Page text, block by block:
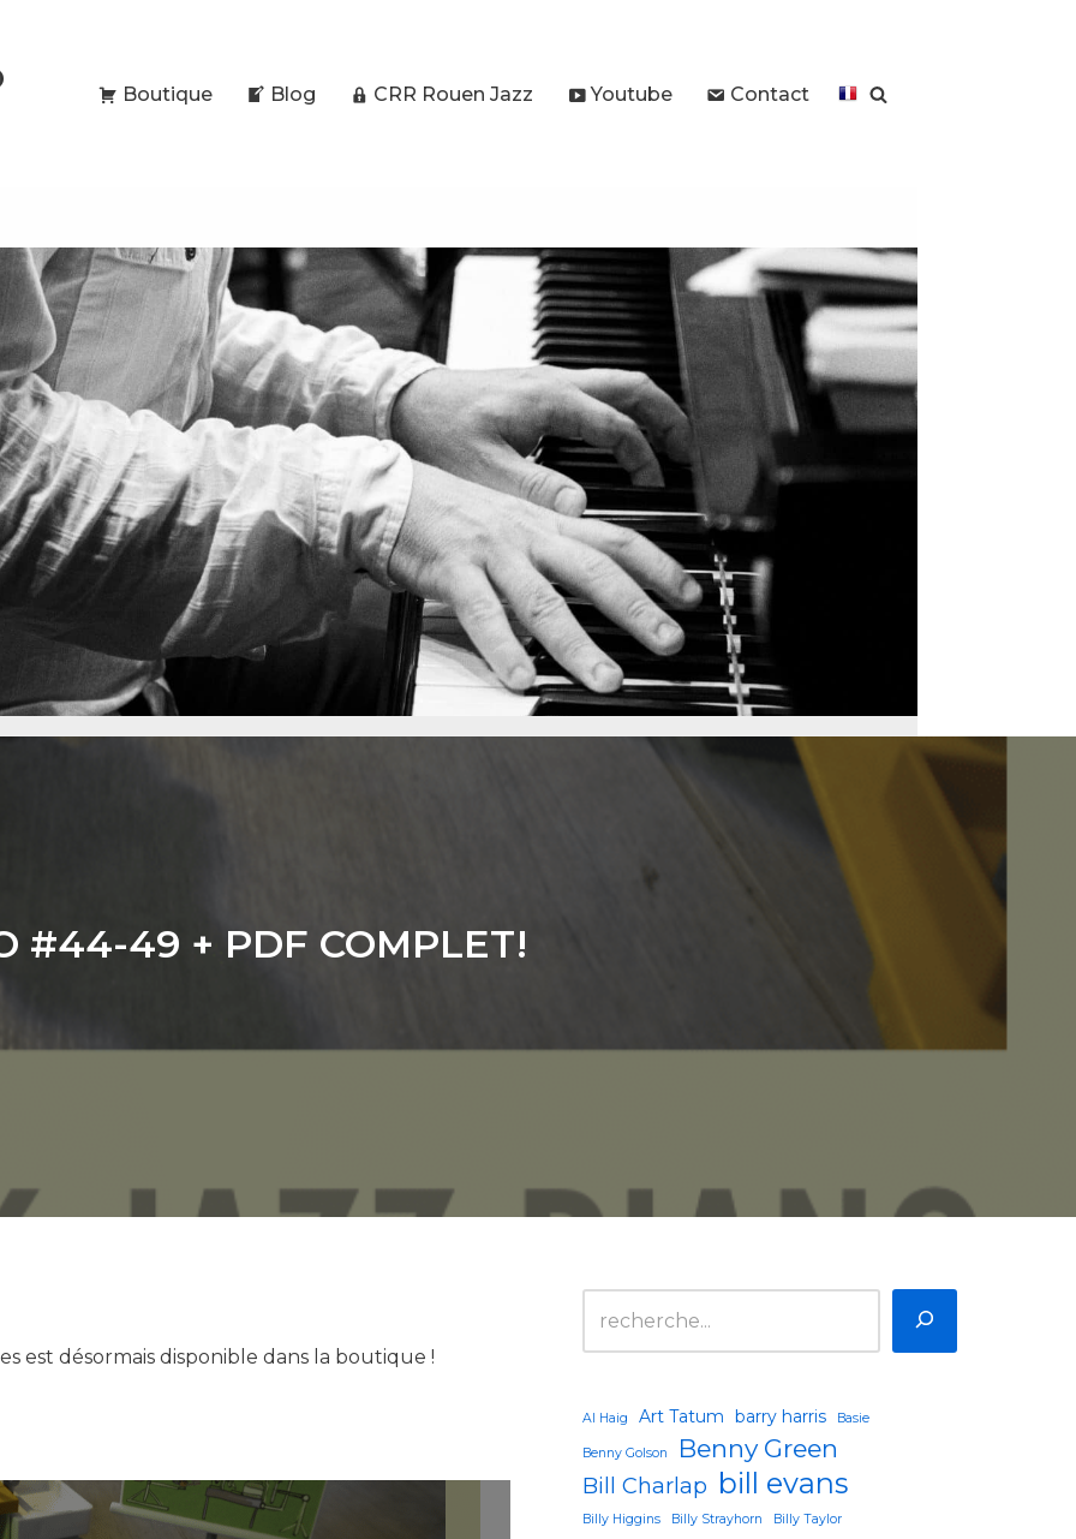
Boutique Blog CRR Rouen Jazz Youtube Contact
#44-49 + PDF COMPLET!
est désormais disponible dans la boutique !
Al Haig Art Tatum barry harris Basie
Benny Golson Benny Green
Bill Charlap bill evans
Billy Higgins Billy Strayhorn Billy Taylor